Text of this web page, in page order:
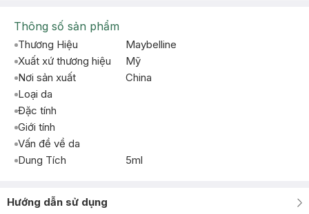
Thông số sản phẩm
Thương Hiệu
Maybelline
Xuất xứ thương hiệu
Mỹ
Nơi sản xuất
China
Loại da
Đặc tính
Giới tính
Vấn đề về da
Dung Tích
5ml
Hướng dẫn sử dụng